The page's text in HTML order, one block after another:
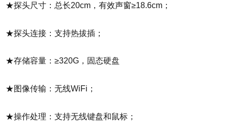
★探头尺寸：总长20cm，有效声窗≥18.6cm；
★探头连接：支持热拔插；
★存储容量：≥320G，固态硬盘
★图像传输：无线WiFi；
★操作处理：支持无线键盘和鼠标；